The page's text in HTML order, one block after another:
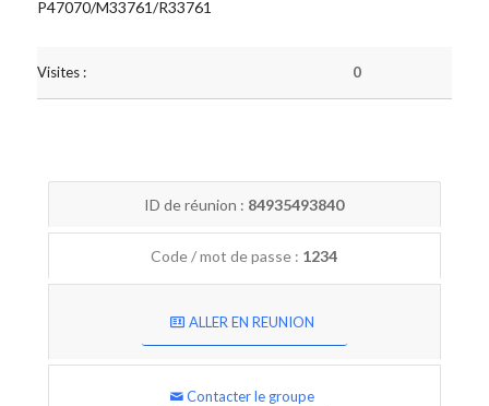
P47070/M33761/R33761
Visites : 0
ID de réunion : 84935493840
Code / mot de passe : 1234
ALLER EN REUNION
Contacter le groupe